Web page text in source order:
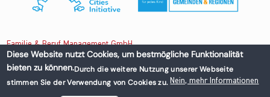
Familie & Beruf Management GmbH
Untere Donaustraße 13-15/3 1020 Wien, Austria
+43 1 218 50 70
Diese Website nutzt Cookies, um bestmögliche Funktionalität
bieten zu können.Durch die weitere Nutzung unserer Webseite
stimmen Sie der Verwendung von Cookies zu. Nein, mehr Informationen